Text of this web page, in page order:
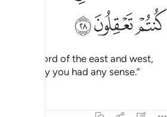
ﲊﲋﲌ
is˺ the Lord of the east and west,
if only you had any sense.”